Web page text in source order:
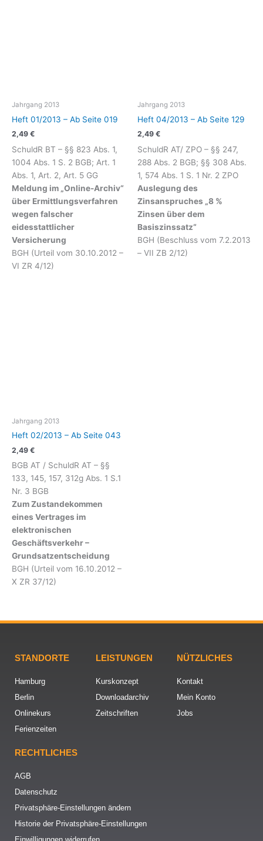
Jahrgang 2013
Heft 01/2013 – Ab Seite 019
2,49 €
SchuldR BT – §§ 823 Abs. 1,
1004 Abs. 1 S. 2 BGB; Art. 1
Abs. 1, Art. 2, Art. 5 GG
Meldung im „Online-Archiv“
über Ermittlungsverfahren
wegen falscher
eidesstattlicher
Versicherung
BGH (Urteil vom 30.10.2012 –
VI ZR 4/12)
Jahrgang 2013
Heft 04/2013 – Ab Seite 129
2,49 €
SchuldR AT/ ZPO – §§ 247,
288 Abs. 2 BGB; §§ 308 Abs.
1, 574 Abs. 1 S. 1 Nr. 2 ZPO
Auslegung des
Zinsanspruches „8 %
Zinsen über dem
Basiszinssatz“
BGH (Beschluss vom 7.2.2013
– VII ZB 2/12)
Jahrgang 2013
Heft 02/2013 – Ab Seite 043
2,49 €
BGB AT / SchuldR AT – §§
133, 145, 157, 312g Abs. 1 S.1
Nr. 3 BGB
Zum Zustandekommen
eines Vertrages im
elektronischen
Geschäftsverkehr –
Grundsatzentscheidung
BGH (Urteil vom 16.10.2012 –
X ZR 37/12)
STANDORTE
Hamburg
Berlin
Onlinekurs
Ferienzeiten
LEISTUNGEN
Kurskonzept
Downloadarchiv
Zeitschriften
NÜTZLICHES
Kontakt
Mein Konto
Jobs
RECHTLICHES
AGB
Datenschutz
Privatsphäre-Einstellungen ändern
Historie der Privatsphäre-Einstellungen